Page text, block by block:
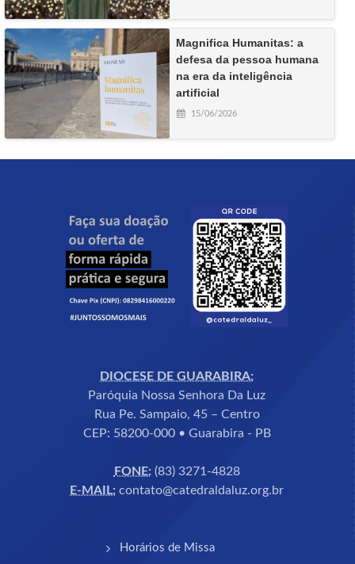
Magnifica Humanitas: a
defesa da pessoa humana
na era da inteligência
artificial
15/06/2026
DIOCESE DE GUARABIRA:
Paróquia Nossa Senhora Da Luz
Rua Pe. Sampaio, 45 – Centro
CEP: 58200-000 • Guarabira - PB
FONE:(83) 3271-4828
E-MAIL: contato@catedraldaluz.org.br
Horários de Missa